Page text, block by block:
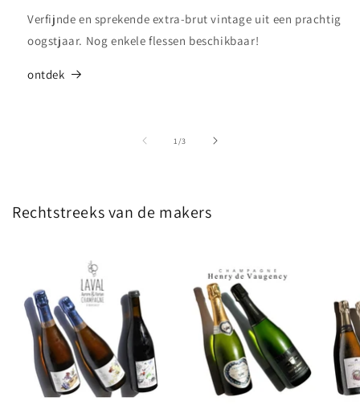
Verfijnde en sprekende extra-brut vintage uit een prachtig
oogstjaar. Nog enkele flessen beschikbaar!
ontdek
1 /van
3
Rechtstreeks van de makers